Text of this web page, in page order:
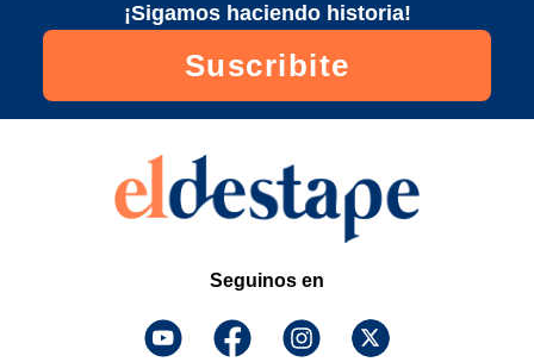
¡Sigamos haciendo historia!
Suscribite
Seguinos en